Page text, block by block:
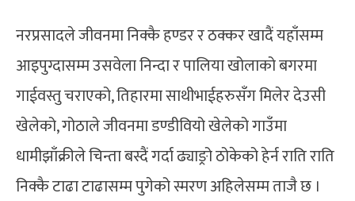
नरप्रसादले जीवनमा निक्कै हण्डर र ठक्कर खादैं यहाँसम्म
आइपुग्दासम्म उसवेला निन्दा र पालिया खोलाको बगरमा
गाईवस्तु चराएको, तिहारमा साथीभाईहरुसँग मिलेर देउसी
खेलेको, गोठाले जीवनमा डण्डीवियो खेलेको गाउँमा
धामीझाँक्रीले चिन्ता बस्दैं गर्दा ढ्याङ्रो ठोकेको हेर्न राति राति
निक्कै टाढा टाढासम्म पुगेको स्मरण अहिलेसम्म ताजै छ ।